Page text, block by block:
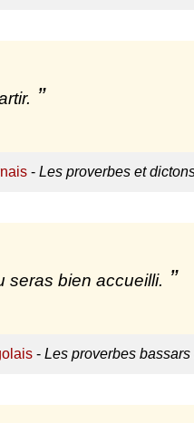
- Les proverbes et
seras bien accueilli.
- Les proverbes